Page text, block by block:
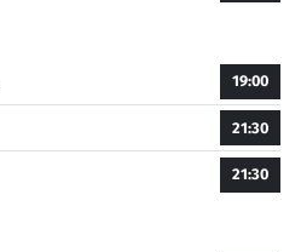
19:00
21:30
21:30